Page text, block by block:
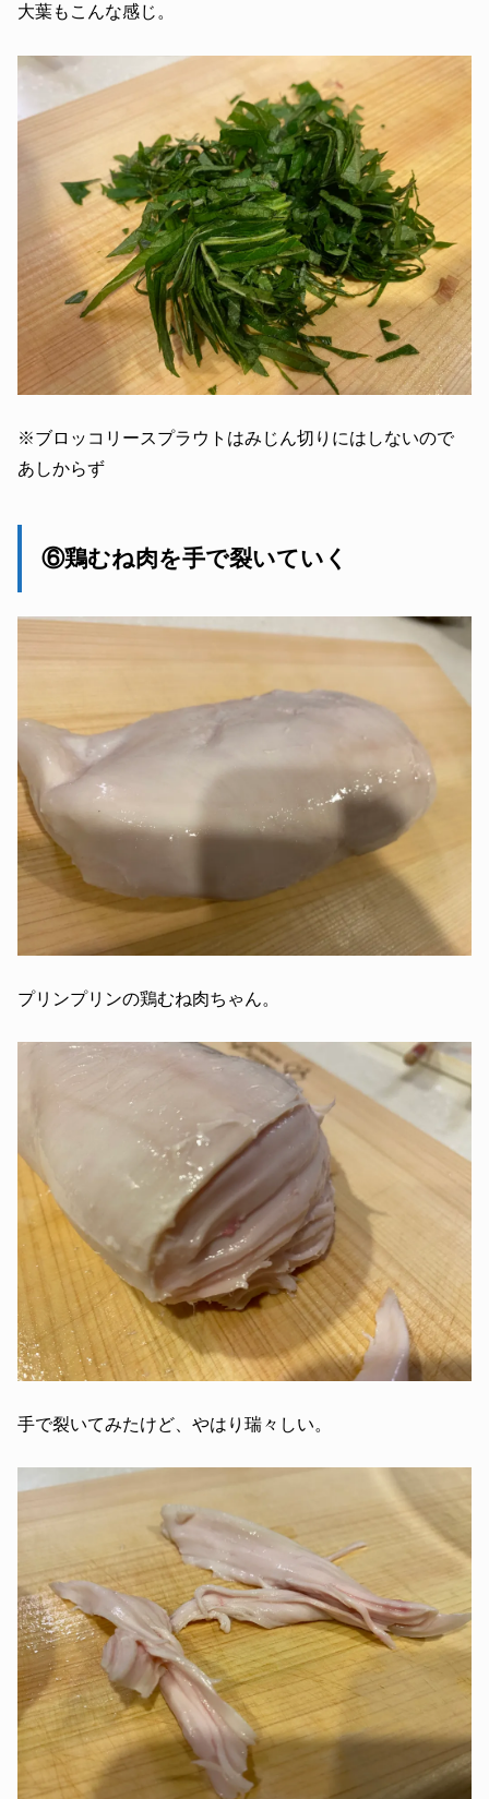
大葉もこんな感じ。
※ブロッコリースプラウトはみじん切りにはしないので
あしからず
⑥鶏むね肉を手で裂いていく
プリンプリンの鶏むね肉ちゃん。
手で裂いてみたけど、やはり瑞々しい。